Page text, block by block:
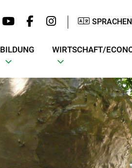
SPRACHEN
BILDUNG WIRTSCHAFT/